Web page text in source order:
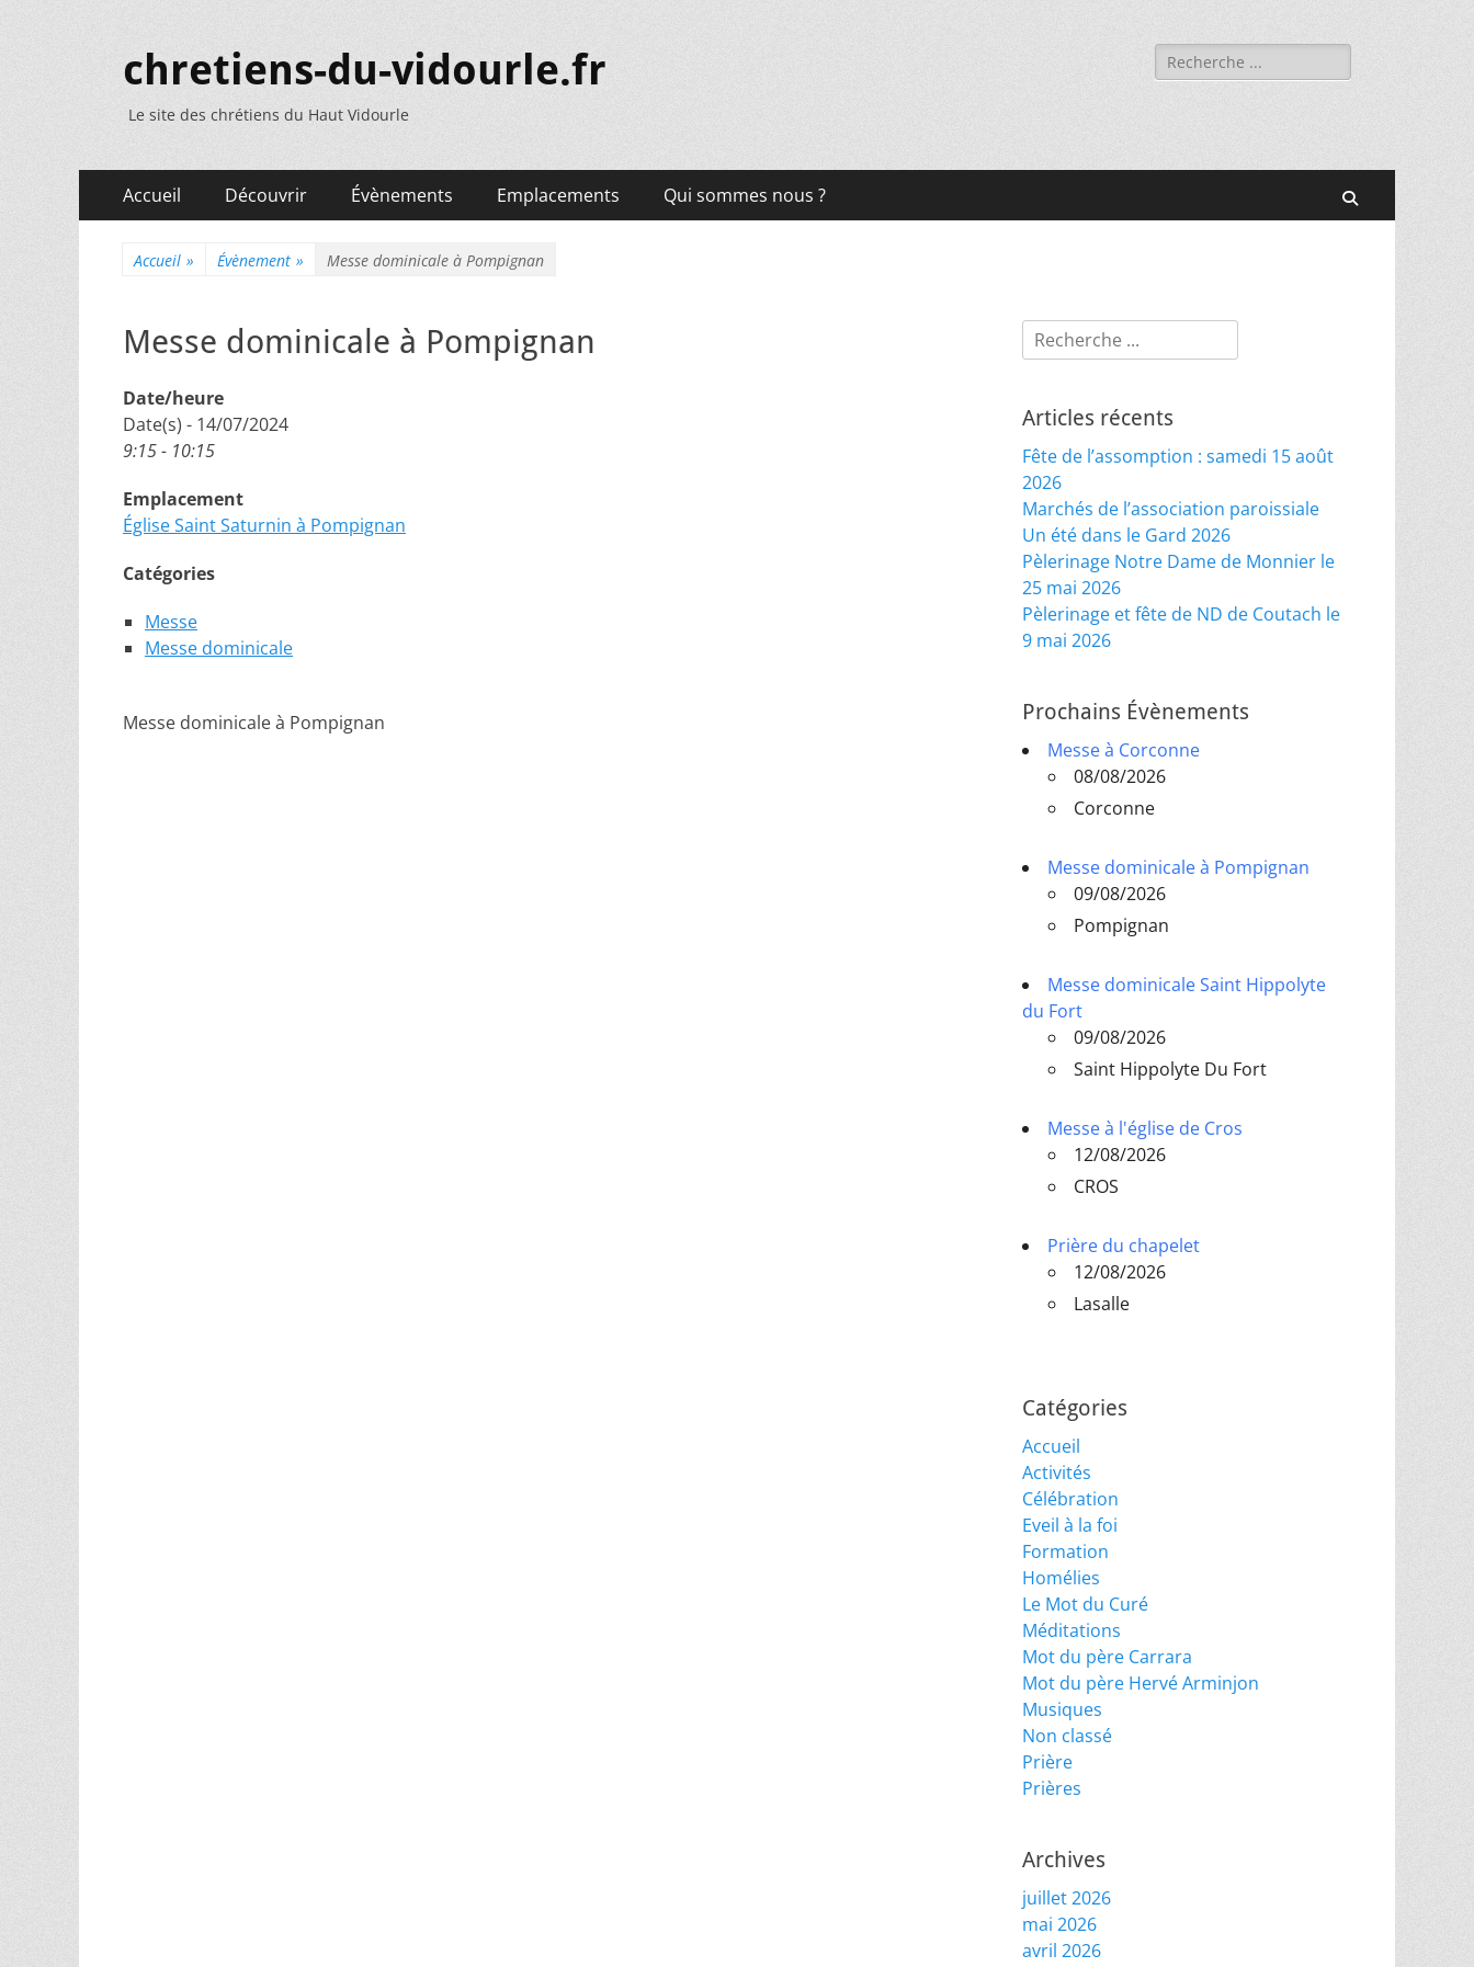
chretiens-du-vidourle.fr
Le site des chrétiens du Haut Vidourle
Rechercher :
Menu
principal
Accueil Découvrir Évènements Emplacements Qui sommes nous ?
Accueil » Évènement » Messe dominicale à Pompignan
Messe dominicale à Pompignan
Date/heure
Date(s) - 14/07/2024
9:15 - 10:15
Emplacement
Église Saint Saturnin à Pompignan
Catégories
Messe
Messe dominicale
Messe dominicale à Pompignan
Rechercher :
Articles récents
Fête de l’assomption : samedi 15 août
2026
Marchés de l’association paroissiale
Un été dans le Gard 2026
Pèlerinage Notre Dame de Monnier le
25 mai 2026
Pèlerinage et fête de ND de Coutach le
9 mai 2026
Prochains Évènements
Messe à Corconne
08/08/2026
Corconne
Messe dominicale à Pompignan
09/08/2026
Pompignan
Messe dominicale Saint Hippolyte
du Fort
09/08/2026
Saint Hippolyte Du Fort
Messe à l'église de Cros
12/08/2026
CROS
Prière du chapelet
12/08/2026
Lasalle
Catégories
Accueil
Activités
Célébration
Eveil à la foi
Formation
Homélies
Le Mot du Curé
Méditations
Mot du père Carrara
Mot du père Hervé Arminjon
Musiques
Non classé
Prière
Prières
Archives
juillet 2026
mai 2026
avril 2026